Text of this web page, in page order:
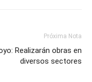
Próxima Nota
Realizarán obras en
diversos sectores